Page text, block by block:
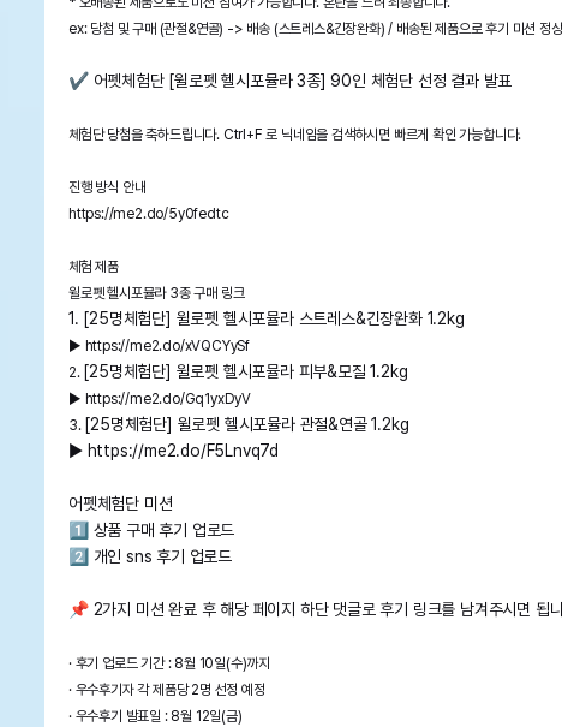
ex: 당첨 및 구매 (관절&연골) -> 배송 (스트레스&긴장완화) / 배송된 제품으로 후기 미션 정
✔️ 어펫체험단 [윌로펫 헬시포뮬라 3종] 90인 체험단 선정 결과 발표
체험단 당첨을 축하드립니다. Ctrl+F 로 닉네임을 검색하시면 빠르게 확인 가능합니다.
진행 방식 안내
https://me2.do/5y0fedtc
체험 제품
윌로펫 헬시포뮬라 3종 구매 링크
1. [25명체험단] 윌로펫 헬시포뮬라 스트레스&긴장완화 1.2kg
▶ https://me2.do/xVQCYySf
2. [25명체험단] 윌로펫 헬시포뮬라 피부&모질 1.2kg
▶ https://me2.do/Gq1yxDyV
3. [25명체험단] 윌로펫 헬시포뮬라 관절&연골 1.2kg
▶ https://me2.do/F5Lnvq7d
어펫체험단 미션
1️⃣ 상품 구매 후기 업로드
2️⃣ 개인 sns 후기 업로드
📌 2가지 미션 완료 후 해당 페이지 하단 댓글로 후기 링크를 남겨주시면 됩
· 후기 업로드 기간 : 8월 10일(수)까지
· 우수후기자 각 제품당 2명 선정 예정
· 우수후기 발표일 : 8월 12일(금)